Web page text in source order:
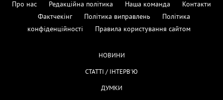
Про нас Редакційна політика Наша команда
Контакти
Фактчекінг
Політика виправлень
Політика
конфіденційності
Правила користування сайтом
НОВИНИ
СТАТТІ / ІНТЕРВ'Ю
ДУМКИ